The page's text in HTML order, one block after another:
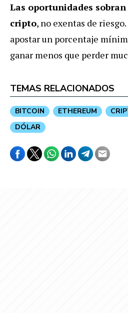
Las oportunidades
cripto, no exentas de
apostar un porcentaje
ganar menos que perder
TEMAS RELACIONADOS
BITCOIN ETHEREUM
DÓLAR